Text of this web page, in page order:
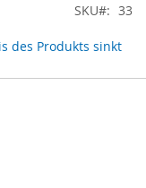
SKU
33
des Produkts sinkt